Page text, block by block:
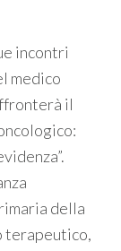
incontri
medico
il
della
terapeutico,